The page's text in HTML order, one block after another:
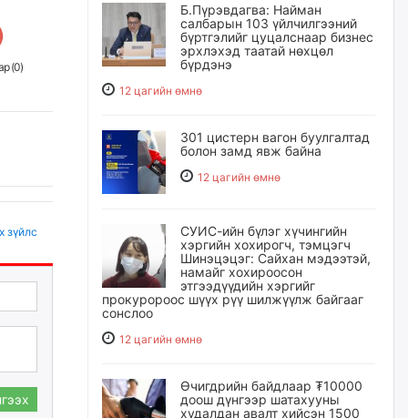
(0)
зүйлс
Б.Пүрэвдагва: Найман
салбарын 103 үйлчилгээний
бүртгэлийг цуцалснаар бизнес
эрхлэхэд таатай нөхцөл
бүрдэнэ
12 цагийн өмнө
301 цистерн вагон буулгалтад
болон замд явж байна
12 цагийн өмнө
СУИС-ийн бүлэг хүчингийн
хэргийн хохирогч, тэмцэгч
Шинэцэцэг: Сайхан мэдээтэй,
намайг хохироосон
этгээдүүдийн хэргийг
прокуророос шүүх рүү шилжүүлж байгааг
сонслоо
12 цагийн өмнө
Өчигдрийн байдлаар ₮10000
доош дүнгээр шатахууны
худалдан авалт хийсэн 1500